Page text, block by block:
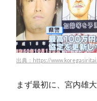
出典：https://
まず最初に、宮内雄